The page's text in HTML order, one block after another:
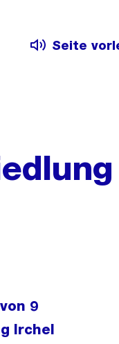
Seite
9
Irchel